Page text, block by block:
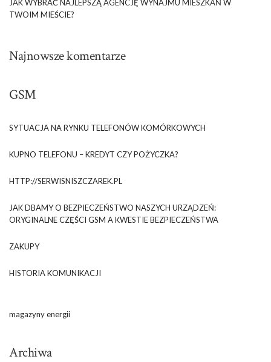
JAK WYBRAĆ NAJLEPSZĄ AGENCJĘ WYNAJMU MIESZKAŃ W
TWOIM MIEŚCIE?
Najnowsze komentarze
GSM
SYTUACJA NA RYNKU TELEFONÓW KOMÓRKOWYCH
KUPNO TELEFONU – KREDYT CZY POŻYCZKA?
HTTP://SERWISNISZCZAREK.PL
JAK DBAMY O BEZPIECZEŃSTWO NASZYCH URZĄDZEŃ:
ORYGINALNE CZĘŚCI GSM A KWESTIE BEZPIECZEŃSTWA
ZAKUPY
HISTORIA KOMUNIKACJI
magazyny energii
Archiwa